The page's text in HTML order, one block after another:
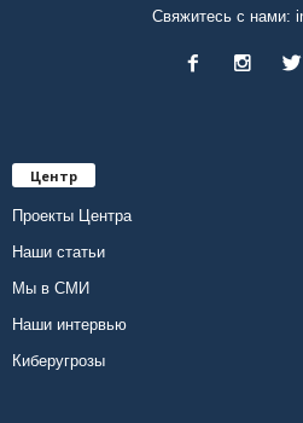
Свяжитесь с нами:
Центр
Проекты Центра
Наши статьи
Мы в СМИ
Наши интервью
Киберугрозы